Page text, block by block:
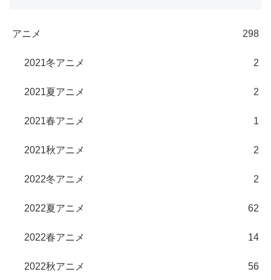
アニメ 298
2021冬アニメ 2
2021夏アニメ 2
2021春アニメ 1
2021秋アニメ 2
2022冬アニメ 2
2022夏アニメ 62
2022春アニメ 14
2022秋アニメ 56